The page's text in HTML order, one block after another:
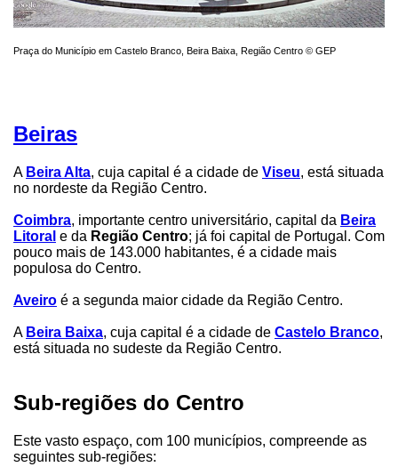
Praça do Município em Castelo Branco, Beira Baixa, Região Centro © GEP
Beiras
A Beira Alta, cuja capital é a cidade de Viseu, está situada
no nordeste da Região Centro.
Coimbra, importante centro universitário, capital da Beira
Litoral e da Região Centro; já foi capital de Portugal. Com
pouco mais de 143.000 habitantes, é a cidade mais
populosa do Centro.
Aveiro é a segunda maior cidade da Região Centro.
A Beira Baixa, cuja capital é a cidade de Castelo Branco,
está situada no sudeste da Região Centro.
Sub-regiões do Centro
Este vasto espaço, com 100 municípios, compreende as
seguintes sub-regiões: